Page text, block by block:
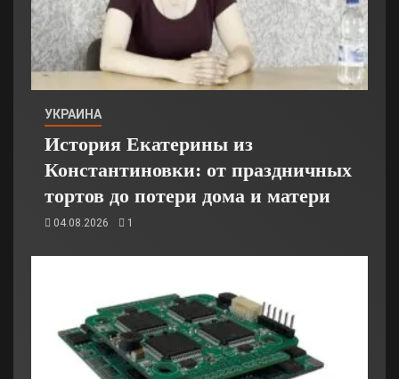
УКРАИНА
История Екатерины из
Константиновки: от праздничных
тортов до потери дома и матери
04.08.2026 1